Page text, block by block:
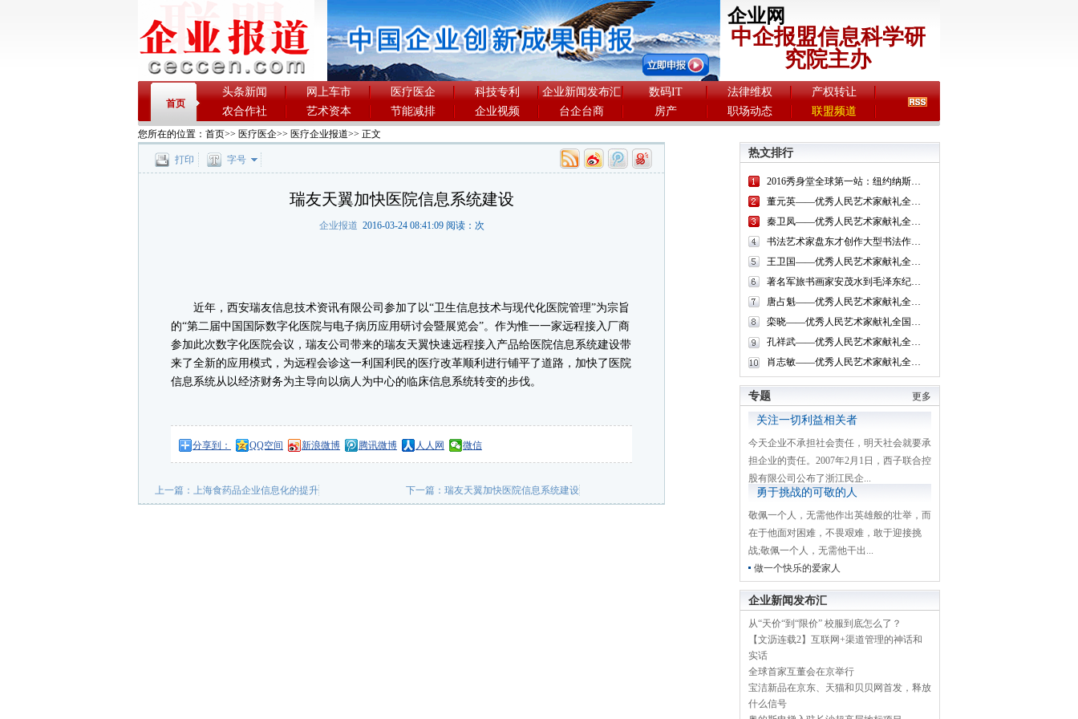
企业网
中企报盟信息科学研
究院主办
首页
头条新闻 网上车市 医疗医企 科技专利 企业新闻发布汇 数码IT 法律维权
产权转让
农合作社
艺术资本 节能减排 企业视频 台企台商 房产 职场动态 联盟频道
您所在的位置： 首页>> 医疗医企>> 医疗企业报道>> 正文
打印 字号
瑞友天翼加快医院信息系统建设
企业报道 2016-03-24 08:41:09 阅读： 次
近年，西安瑞友信息技术资讯有限公司参加了以“卫生信息技术与现代化医院管理”为宗旨
的“第二届中国国际数字化医院与电子病历应用研讨会暨展览会”。作为惟一一家远程接入厂商
参加此次数字化医院会议，瑞友公司带来的瑞友天翼快速远程接入产品给医院信息系统建设带
来了全新的应用模式，为远程会诊这一利国利民的医疗改革顺利进行铺平了道路，加快了医院
信息系统从以经济财务为主导向以病人为中心的临床信息系统转变的步伐。
分享到： QQ空间 新浪微博 腾讯微博 人人网 微信
上一篇： 上海食药品企业信息化的提升 下一篇： 瑞友天翼加快医院信息系统建设
热文排行
2016秀身堂全球第一站：纽约纳斯达克
董元英——优秀人民艺术家献礼全国两会
秦卫凤——优秀人民艺术家献礼全国两会
书法艺术家盘东才创作大型书法作品《增广贤文》
王卫国——优秀人民艺术家献礼全国两会
著名军旅书画家安茂水到毛泽东纪念馆展现书艺风采
唐占魁——优秀人民艺术家献礼全国两会
栾晓——优秀人民艺术家献礼全国两会
孔祥武——优秀人民艺术家献礼全国两会
肖志敏——优秀人民艺术家献礼全国两会
更多
专题
关注一切利益相关者
今天企业不承担社会责任，明天社会就要承
担企业的责任。2007年2月1日，西子联合控
股有限公司公布了浙江民企...
勇于挑战的可敬的人
敬佩一个人，无需他作出英雄般的壮举，而
在于他面对困难，不畏艰难，敢于迎接挑
战;敬佩一个人，无需他干出...
做一个快乐的爱家人
企业新闻发布汇
从“天价“到“限价” 校服到底怎么了？
【文沥连载2】互联网+渠道管理的神话和
实话
全球首家互董会在京举行
宝洁新品在京东、天猫和贝贝网首发，释放
什么信号